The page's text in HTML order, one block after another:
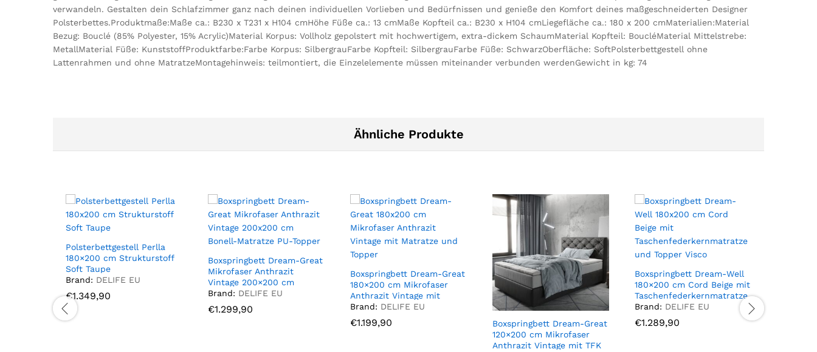
verwandeln. Gestalten dein Schlafzimmer ganz nach deinen individuellen Vorlieben und Bedürfnissen und genieße den Komfort deines maßgeschneiderten Designer
Polsterbettes.Produktmaße:Maße ca.: B230 x T231 x H104 cmHöhe Füße ca.: 13 cmMaße Kopfteil ca.: B230 x H104 cmLiegefläche ca.: 180 x 200 cmMaterialien:Material
Bezug: Bouclé (85% Polyester, 15% Acrylic)Material Korpus: Vollholz gepolstert mit hochwertigem, extra-dickem SchaumMaterial Kopfteil: BoucléMaterial Mittelstrebe:
MetallMaterial Füße: KunststoffProduktfarbe:Farbe Korpus: SilbergrauFarbe Kopfteil: SilbergrauFarbe Füße: SchwarzOberfläche: SoftPolsterbettgestell ohne
Lattenrahmen und ohne MatratzeMontagehinweis: teilmontiert, die Einzelelemente müssen miteinander verbunden werdenGewicht in kg: 74
Ähnliche Produkte
Polsterbettgestell Perlla
180×200 cm Strukturstoff
Soft Taupe
Brand: DELIFE EU
€1.349,90
€1.349,90
Boxspringbett Dream-Great
Mikrofaser Anthrazit
Vintage 200×200 cm
Bonell-Matratze PU-Topper
Brand: DELIFE EU
€1.299,90
€1.299,90
Boxspringbett Dream-Great
180×200 cm Mikrofaser
Anthrazit Vintage mit
Matratze und Topper
Brand: DELIFE EU
€1.199,90
€1.199,90
Boxspringbett Dream-Great
120×200 cm Mikrofaser
Anthrazit Vintage mit TFK
Boxspringbett Dream-Well
180×200 cm Cord Beige mit
Taschenfederkernmatratze
und Topper Visco
Brand: DELIFE EU
€1.289,90
€1.289,90